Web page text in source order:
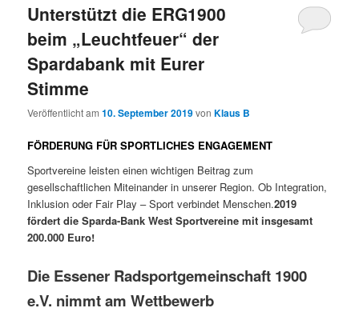
Unterstützt die ERG1900
beim „Leuchtfeuer“ der
Spardabank mit Eurer
Stimme
Veröffentlicht am10. September 2019vonKlaus B
FÖRDERUNG FÜR SPORTLICHES ENGAGEMENT
Sportvereine leisten einen wichtigen Beitrag zum
gesellschaftlichen Miteinander in unserer Region. Ob Integration,
Inklusion oder Fair Play – Sport verbindet Menschen.2019
fördert die Sparda-Bank West Sportvereine mit insgesamt
200.000 Euro!
Die Essener Radsportgemeinschaft 1900
e.V. nimmt am Wettbewerb